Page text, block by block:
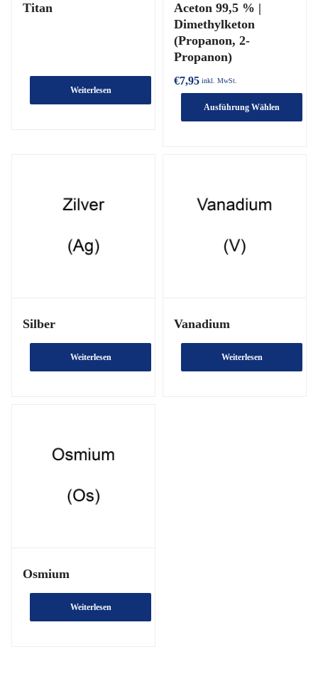
Titan
Weiterlesen
Aceton 99,5 % |
Dimethylketon
(Propanon, 2-
Propanon)
€7,95 inkl. MwSt.
Ausführung Wählen
Silber
Weiterlesen
Vanadium
Weiterlesen
Osmium
Weiterlesen